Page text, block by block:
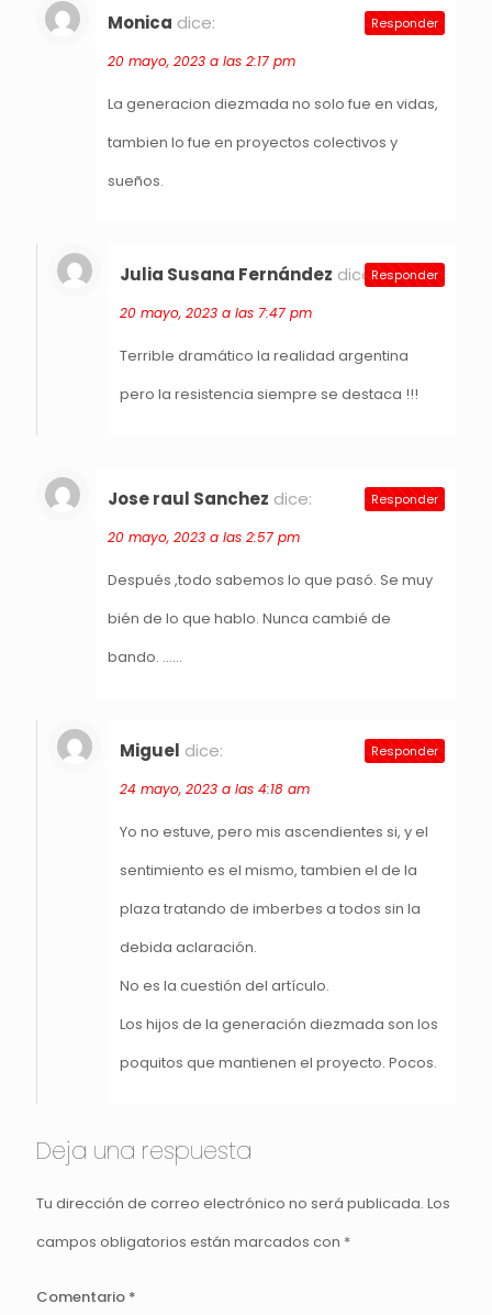
Monica dice:
20 mayo, 2023 a las 2:17 pm
La generacion diezmada no solo fue en vidas,
tambien lo fue en proyectos colectivos y
sueños.
Responder
Julia Susana Fernández dice:
20 mayo, 2023 a las 7:47 pm
Terrible dramático la realidad argentina
pero la resistencia siempre se destaca !!!
Responder
Jose raul Sanchez dice:
20 mayo, 2023 a las 2:57 pm
Después ,todo sabemos lo que pasó. Se muy
bién de lo que hablo. Nunca cambié de
bando. ……
Responder
Miguel dice:
24 mayo, 2023 a las 4:18 am
Yo no estuve, pero mis ascendientes si, y el
sentimiento es el mismo, tambien el de la
plaza tratando de imberbes a todos sin la
debida aclaración.
No es la cuestión del artículo.
Los hijos de la generación diezmada son los
poquitos que mantienen el proyecto. Pocos.
Responder
Deja una respuesta
Tu dirección de correo electrónico no será publicada. Los
campos obligatorios están marcados con *
Comentario *